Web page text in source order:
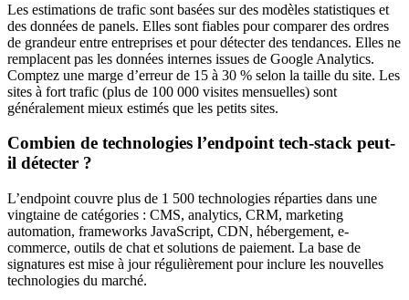
Les estimations de trafic sont basées sur des modèles statistiques et
des données de panels. Elles sont fiables pour comparer des ordres
de grandeur entre entreprises et pour détecter des tendances. Elles ne
remplacent pas les données internes issues de Google Analytics.
Comptez une marge d’erreur de 15 à 30 % selon la taille du site. Les
sites à fort trafic (plus de 100 000 visites mensuelles) sont
généralement mieux estimés que les petits sites.
Combien de technologies l’endpoint tech-stack peut-
il détecter ?
L’endpoint couvre plus de 1 500 technologies réparties dans une
vingtaine de catégories : CMS, analytics, CRM, marketing
automation, frameworks JavaScript, CDN, hébergement, e-
commerce, outils de chat et solutions de paiement. La base de
signatures est mise à jour régulièrement pour inclure les nouvelles
technologies du marché.